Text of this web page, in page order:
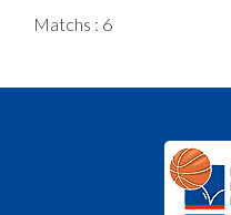
Matchs : 6